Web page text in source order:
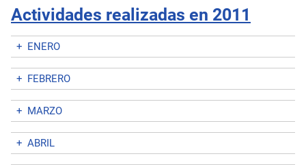
Actividades realizadas en 2011
+ ENERO
+ FEBRERO
+ MARZO
+ ABRIL